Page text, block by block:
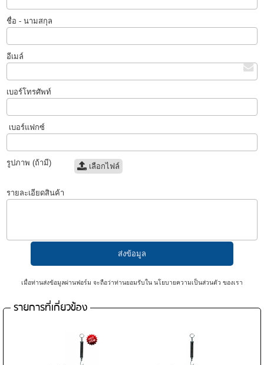
ชื่อ - นามสกุล
อีเมล์
เบอร์โทรศัพท์
เบอร์แฟกซ์
รูปภาพ (ถ้ามี) เลือกไฟล์
รายละเอียดสินค้า
เมื่อท่านส่งข้อมูลผ่านฟอร์ม จะถือว่าท่านยอมรับในนโยบายความเป็นส่วนตัว ของเรา
รายการที่เกี่ยวข้อง